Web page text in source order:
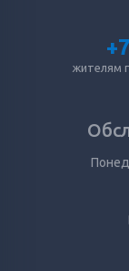
жителям